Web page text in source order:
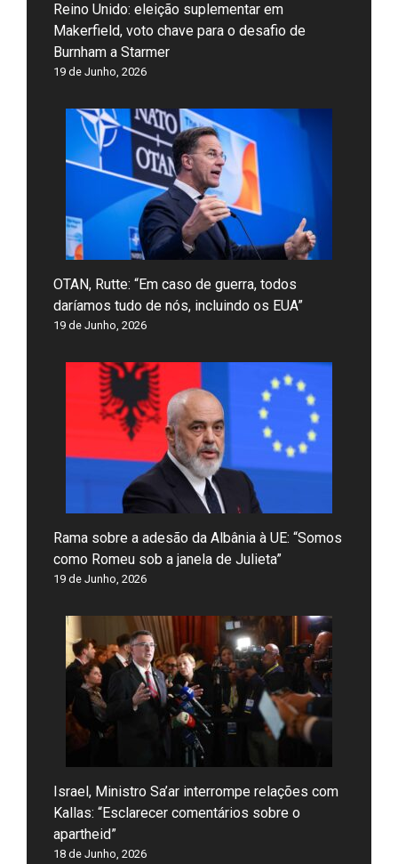
Reino Unido: eleição suplementar em
Makerfield, voto chave para o desafio de
Burnham a Starmer
19 de Junho, 2026
OTAN, Rutte: “Em caso de guerra, todos
daríamos tudo de nós, incluindo os EUA”
19 de Junho, 2026
Rama sobre a adesão da Albânia à UE: “Somos
como Romeu sob a janela de Julieta”
19 de Junho, 2026
Israel, Ministro Sa’ar interrompe relações com
Kallas: “Esclarecer comentários sobre o
apartheid”
18 de Junho, 2026